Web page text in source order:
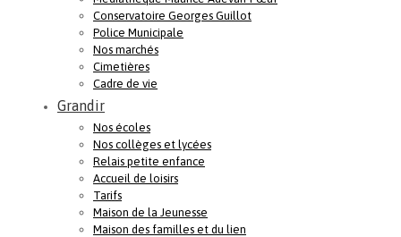
Conservatoire Georges Guillot
Police Municipale
Nos marchés
Cimetières
Cadre de vie
Grandir
Nos écoles
Nos collèges et lycées
Relais petite enfance
Accueil de loisirs
Tarifs
Maison de la Jeunesse
Maison des familles et du lien